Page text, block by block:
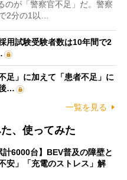
が「警察官不足」だ。警察
2分の1以…
用試験受験者数は10年間で2
足」に加えて「患者不足」に
…
一覧を見る
、使ってみた
計6000台】BEV普及の障壁と
安」「充電のストレス」解